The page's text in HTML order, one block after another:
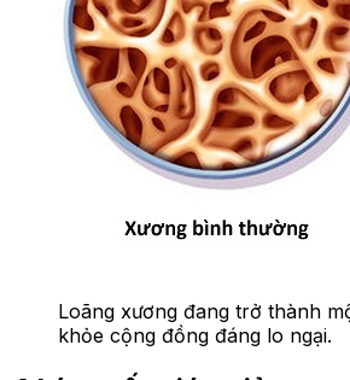
Loãng xương đang trở thành
khỏe cộng đồng đáng lo ngại.